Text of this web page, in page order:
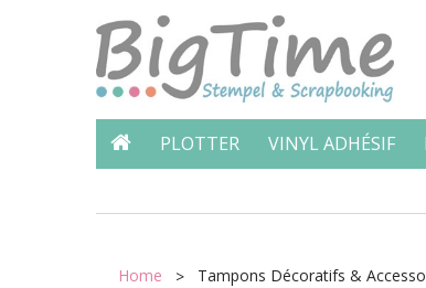
PLOTTER VINYL ADHÉSIF
Home Tampons Décoratifs &